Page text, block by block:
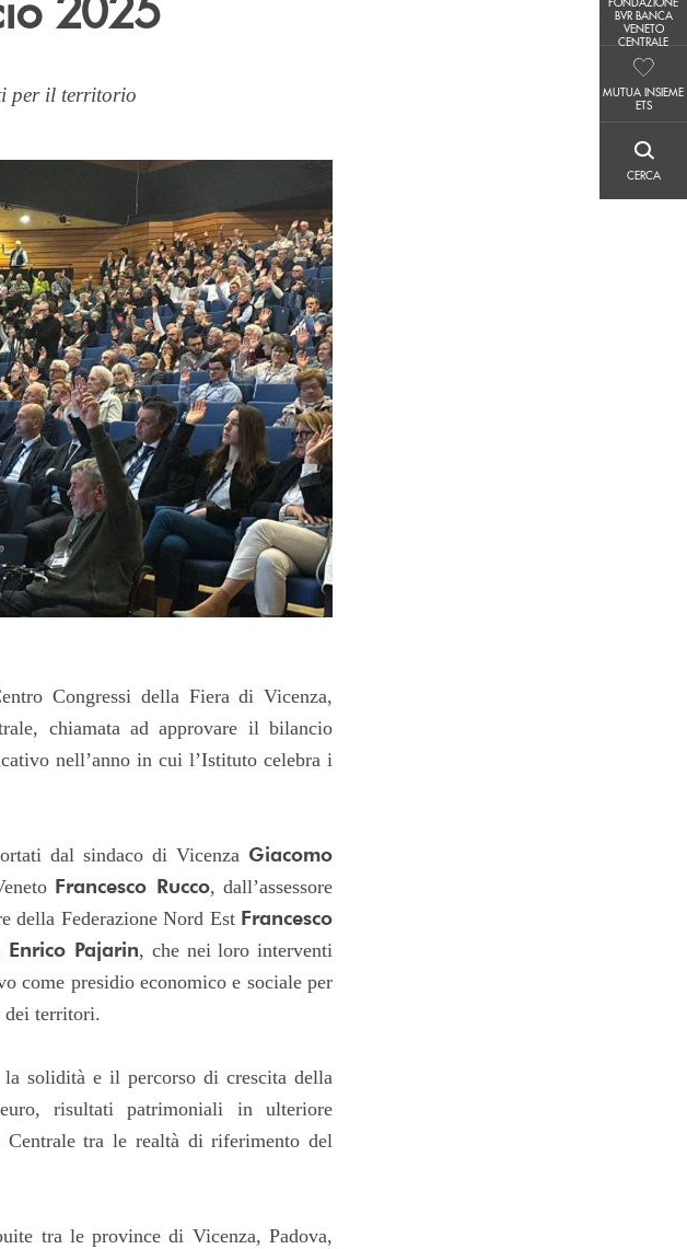
BVR BANCA
VENETO
CENTRALE
MUTUA INSIEME
ETS
CERCA
per il territorio
Congressi della Fiera di Vicenza,
chiamata ad approvare il bilancio
nell’anno in cui l’Istituto celebra i
dal sindaco di Vicenza Giacomo
Francesco Rucco, dall’assessore
della Federazione Nord Est Francesco
Enrico Pajarin, che nei loro interventi
come presidio economico e sociale per
dei territori.
la solidità e il percorso di crescita della
risultati patrimoniali in ulteriore
Centrale tra le realtà di riferimento del
tra le province di Vicenza, Padova,